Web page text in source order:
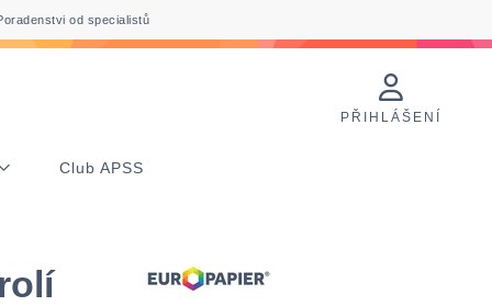
od specialistů
PŘIHLÁŠENÍ
Club APSS